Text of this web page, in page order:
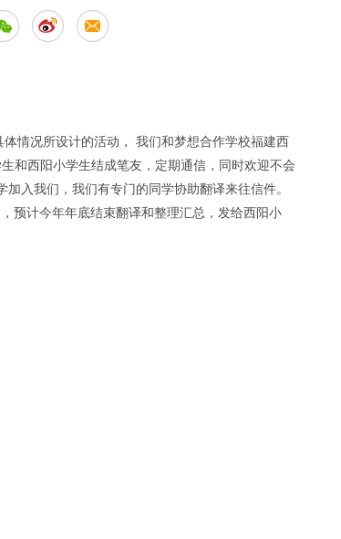
情况所设计的活动， 我们和梦想合作学校福建西
和西阳小学生结成笔友，定期通信，同时欢迎不会
入我们，我们有专门的同学协助翻译来往信件。
预计今年年底结束翻译和整理汇总，发给西阳小